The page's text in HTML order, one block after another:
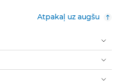
Atpakaļ uz augšu